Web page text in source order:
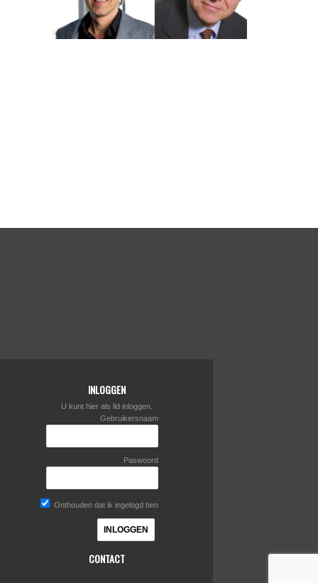
INLOGGEN
U kunt hier als lid inloggen.
Gebruikersnaam
Paswoord
Onthouden dat ik ingelogd ben
CONTACT